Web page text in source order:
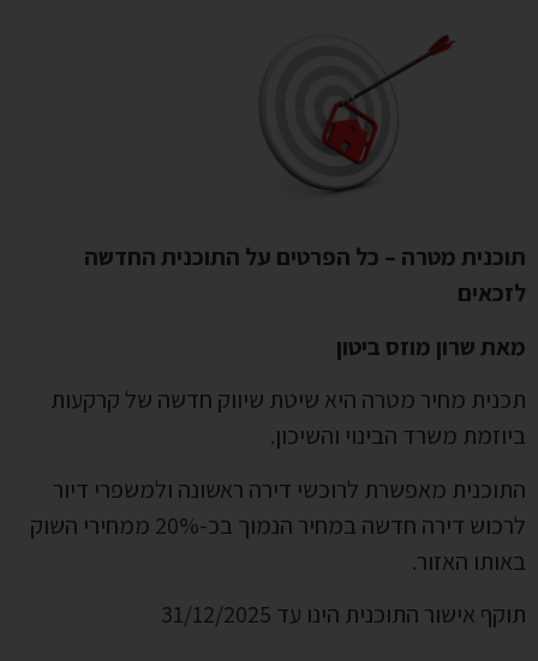
תוכנית מטרה – כל הפרטים על התוכנית החדשה
לזכאים
מאת שרון מוזס ביטון
תכנית מחיר מטרה היא שיטת שיווק חדשה של קרקעות
ביוזמת משרד הבינוי והשיכון.
התוכנית מאפשרת לרוכשי דירה ראשונה ולמשפרי דיור
לרכוש דירה חדשה במחיר הנמוך בכ-20% ממחירי השוק
באותו האזור.
תוקף אישור התוכנית הינו עד 31/12/2025